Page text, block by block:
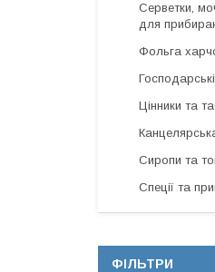
Серветки,
для
Фольга
Цінники та
Сиропи та
Спеції та
ФІЛЬТРИ